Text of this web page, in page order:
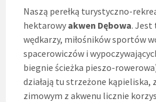
Naszą perełką turystyczno-
hektarowy akwen Dębowa.
wędkarzy, miłośników sportów
spacerowiczów i
biegnie ścieżka pieszo-
działają tu strzeżone kąpieliska,
zimowym z akwenu licznie